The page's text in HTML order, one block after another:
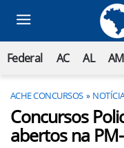
Federal AC AL AM
ACHE CONCURSOS
Concursos
abertos na